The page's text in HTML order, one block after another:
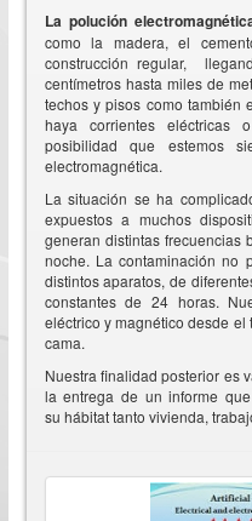
La polución
como la madera, el
construcción regular,
centímetros hasta miles de
techos y pisos como también
haya corrientes
posibilidad que estemos
electromagnética.
La situación se ha
expuestos a muchos
generan distintas
noche. La contaminación no
distintos aparatos, de
constantes de 24 horas.
eléctrico y magnético desde
cama.
Nuestra finalidad posterior es
la entrega de un informe
su hábitat tanto vivienda,